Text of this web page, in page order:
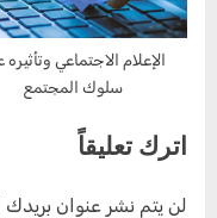
الإعلام الاجتماعي وتأثيره
سلوك المجتمع
اترك تعليقاً
لن يتم نشر عنوان بريدك